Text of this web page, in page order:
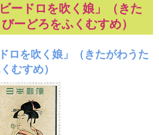
ードロを吹く娘」（きた
ーどろをふくむすめ）
ロを吹く娘」（きたがわうた
むすめ）